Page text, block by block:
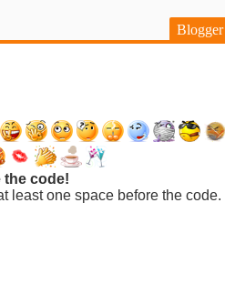
Blogger
the code!
least one space before the code.